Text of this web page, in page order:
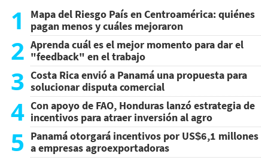
1
Mapa del Riesgo País en Centroamérica: quiénes
pagan menos y cuáles mejoraron
2 Aprenda cuál es el mejor momento para dar el
"feedback" en el trabajo
3 Costa Rica envió a Panamá una propuesta para
solucionar disputa comercial
4 Con apoyo de FAO, Honduras lanzó estrategia de
incentivos para atraer inversión al agro
5 Panamá otorgará incentivos por US$6,1 millones
a empresas agroexportadoras